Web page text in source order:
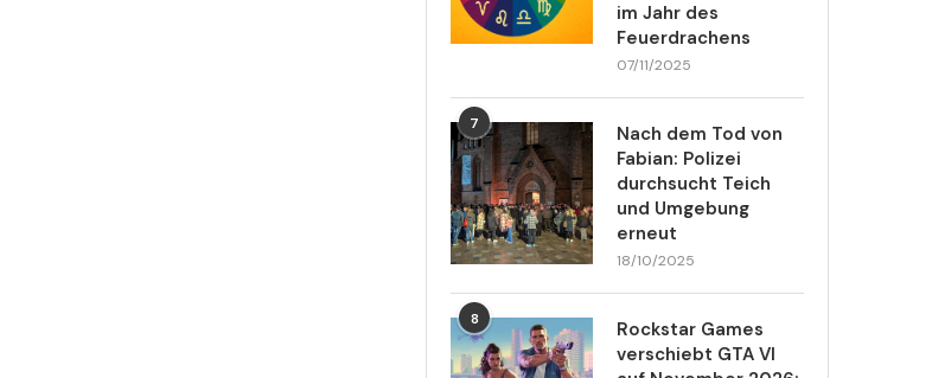
im Jahr des
Feuerdrachens
07/11/2025
7
Nach dem Tod von
Fabian: Polizei
durchsucht Teich
und Umgebung
erneut
18/10/2025
8
Rockstar Games
verschiebt GTA VI